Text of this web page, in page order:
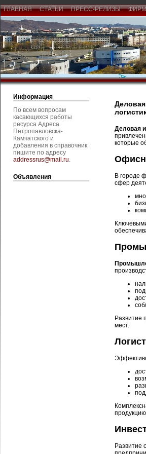
ГЛАВНАЯ СТАТЬИ ПРЕСС-РЕЛИЗЫ
Информация
По всем вопросам
касающихся работы
ресурса Адреса
Петропавловска-
Камчатского и
добавления в справочник
пишите по адресу
addressrus@mail.ru.
Объявления
Деловая
которые
В городе
сфер
Развитие
мест.
продукцию.
Развитие